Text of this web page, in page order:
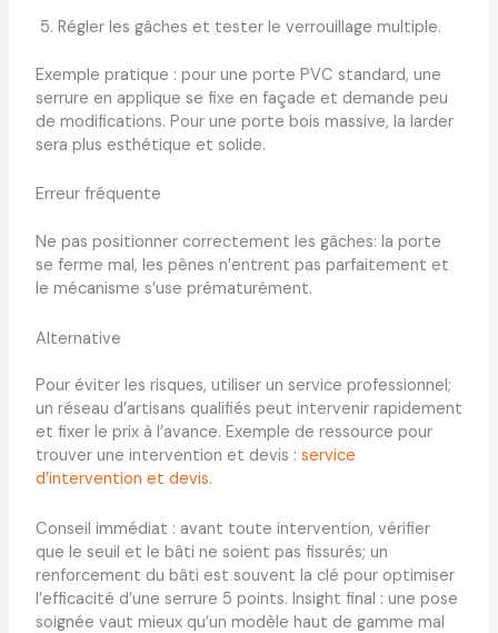
Régler les gâches et tester le verrouillage multiple.
Exemple pratique : pour une porte PVC standard, une
serrure en applique se fixe en façade et demande peu
de modifications. Pour une porte bois massive, la larder
sera plus esthétique et solide.
Erreur fréquente
Ne pas positionner correctement les gâches: la porte
se ferme mal, les pênes n’entrent pas parfaitement et
le mécanisme s’use prématurément.
Alternative
Pour éviter les risques, utiliser un service professionnel;
un réseau d’artisans qualifiés peut intervenir rapidement
et fixer le prix à l’avance. Exemple de ressource pour
trouver une intervention et devis : service
d’intervention et devis.
Conseil immédiat : avant toute intervention, vérifier
que le seuil et le bâti ne soient pas fissurés; un
renforcement du bâti est souvent la clé pour optimiser
l’efficacité d’une serrure 5 points. Insight final : une pose
soignée vaut mieux qu’un modèle haut de gamme mal